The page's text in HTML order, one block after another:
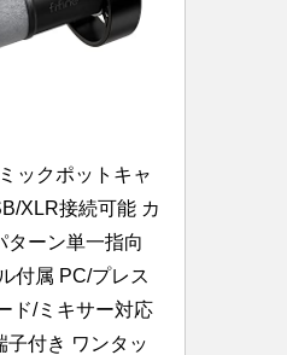
ックポットキャ
XLR接続可能 カ
ターン単一指向
付属 PC/プレス
ド/ミキサー対応
子付き ワンタッ